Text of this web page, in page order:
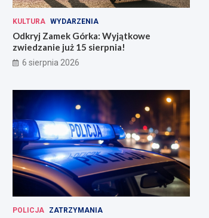
KULTURA WYDARZENIA
Odkryj Zamek Górka: Wyjątkowe
zwiedzanie już 15 sierpnia!
6 sierpnia 2026
POLICJA ZATRZYMANIA